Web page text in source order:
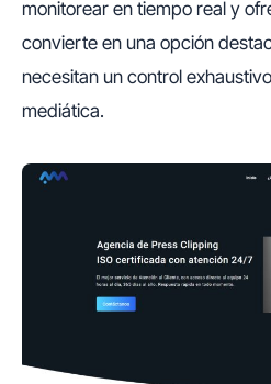
monitorear en tiempo real y
convierte en una opción
necesitan un control
mediática.